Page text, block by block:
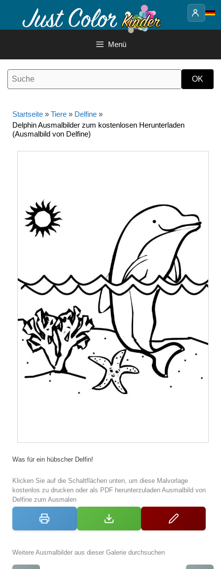
Inhalt
Menü
Startseite » Tiere » Delfine »
Delphin Ausmalbilder zum kostenlosen Herunterladen
(Ausmalbild von Delfine)
Was für ein hübscher Delfin!
Klicken Sie auf die Schaltflächen unten, um diese Malvorlage
kostenlos zu drucken oder als PDF herunterzuladen Ausmalbild von
Delfine zum Ausmalen
Weitere Ausmalbilder aus dieser Galerie durchsuchen